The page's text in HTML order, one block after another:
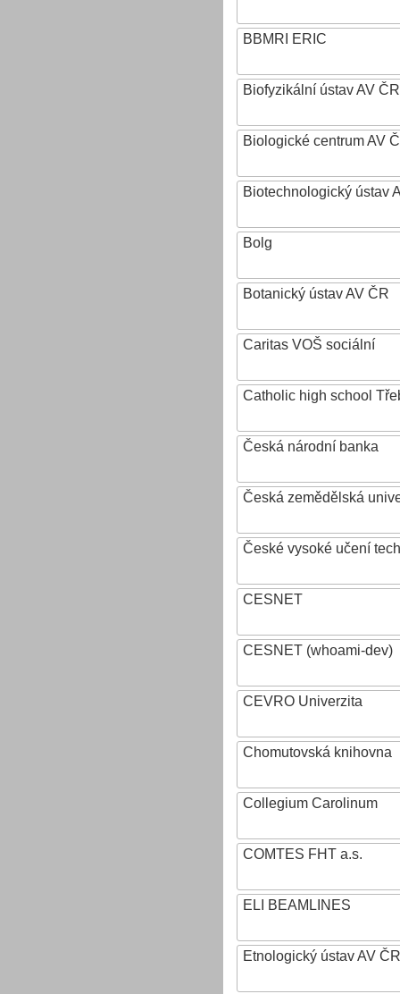
BBMRI ERIC
Biofyzikální ústav AV ČR
Biologické centrum AV
Biotechnologický ústav
Bolg
Botanický ústav AV ČR
Caritas VOŠ sociální
Catholic high school
Česká národní banka
Česká zemědělská
České vysoké učení
CESNET
CESNET (whoami-dev)
CEVRO Univerzita
Chomutovská knihovna
Collegium Carolinum
COMTES FHT a.s.
ELI BEAMLINES
Etnologický ústav AV